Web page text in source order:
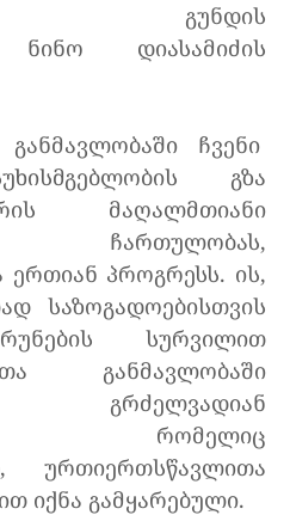
გუნდის
ნინო დიასამიძის
ჩვენი
გზა
მაღალმთიანი
ჩართულობას,
პროგრესს. ის,
საზოგადოებისთვის
სურვილით
განმავლობაში
გრძელვადიან
რომელიც
ურთიერთსწავლითა
იქნა გამყარებული.